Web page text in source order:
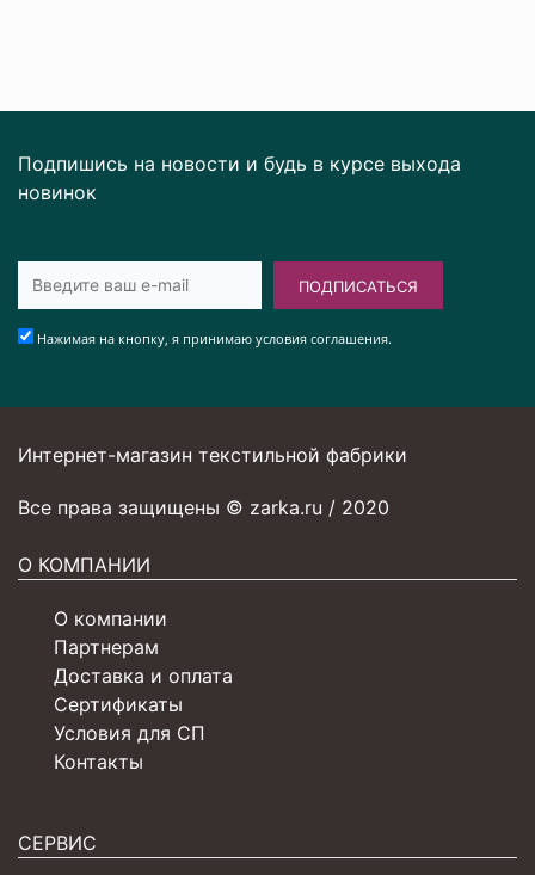
Подпишись на новости и будь в курсе выхода
новинок
ПОДПИСАТЬСЯ
Нажимая на кнопку, я принимаю условия соглашения.
Интернет-магазин текстильной фабрики
Все права защищены © zarka.ru / 2020
О КОМПАНИИ
О компании
Партнерам
Доставка и оплата
Сертификаты
Условия для СП
Контакты
СЕРВИС